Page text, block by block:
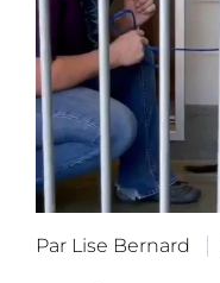
Par Lise Bernard